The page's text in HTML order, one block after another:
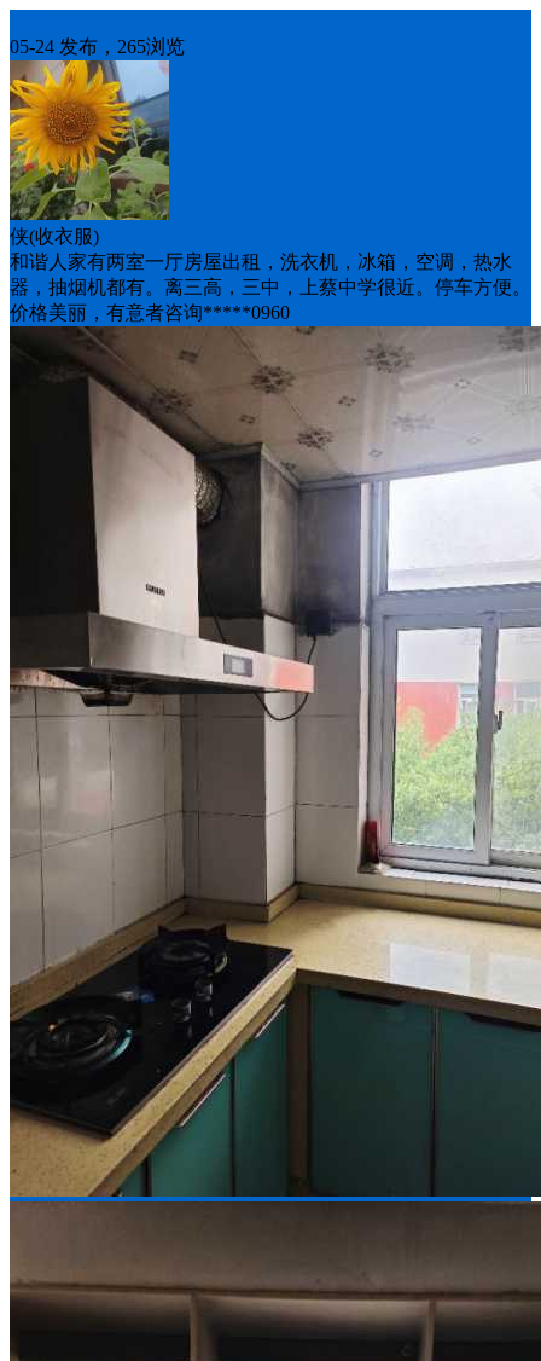
05-24 发布，265浏览
侠(收衣服)
和谐人家有两室一厅房屋出租，洗衣机，冰箱，空调，热水
器，抽烟机都有。离三高，三中，上蔡中学很近。停车方便。
价格美丽，有意者咨询*****0960